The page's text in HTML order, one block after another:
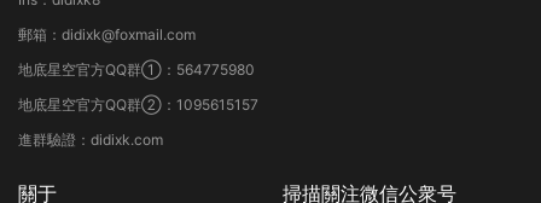
郵箱：didixk@foxmail.com
地底星空官方QQ群①：564775980
地底星空官方QQ群②：1095615157
進群驗證：didixk.com
關于 掃描關注微信公衆号